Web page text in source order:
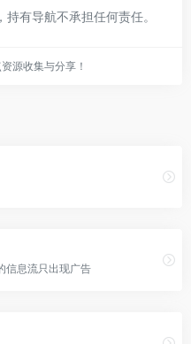
有导航不承担任何责任。
源收集与分享！
息流只出现广告